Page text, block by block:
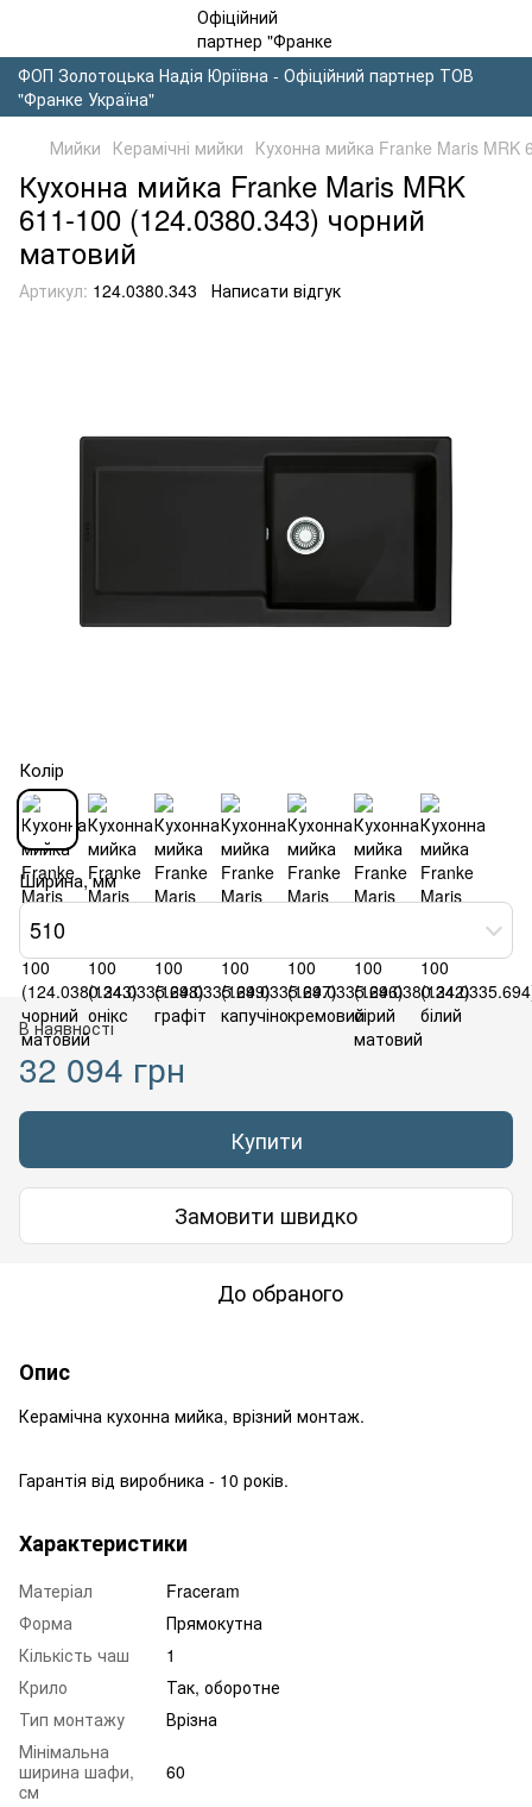
ФОП Золотоцька Надія Юріївна - Офіційний партнер ТОВ
"Франке Україна"
Мийки Керамічні мийки Кухонна мийка Franke Maris
Кухонна мийка Franke Maris MRK
611-100 (124.0380.343) чорний
матовий
Артикул: 124.0380.343 Написати відгук
Колір
Ширина, мм
510
В наявності
32 094 грн
Купити
Замовити швидко
До обраного
Опис
Керамічна кухонна мийка, врізний монтаж.
Гарантія від виробника - 10 років.
Характеристики
Матеріал
Fraceram
Форма
Прямокутна
Кількість чаш
1
Крило
Так, оборотне
Тип монтажу
Врізна
Мінімальна
ширина шафи,
cм
60